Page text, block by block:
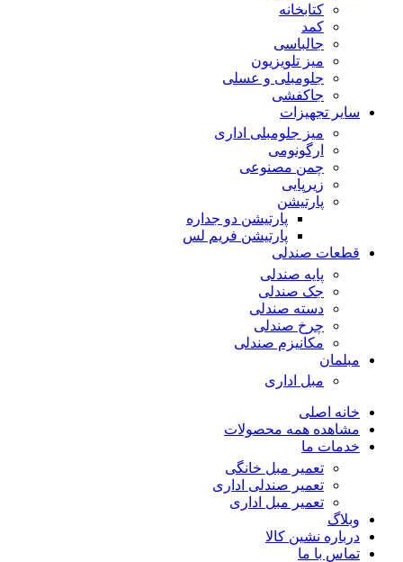
کتابخانه
کمد
جالباسی
میز تلویزیون
جلومبلی و عسلی
جاکفشی
سایر تجهیزات
میز جلومبلی اداری
ارگونومی
چمن مصنوعی
زیرپایی
پارتیشن
پارتیشن دو جداره
پارتیشن فریم لس
قطعات صندلی
پایه صندلی
جک صندلی
دسته صندلی
چرخ صندلی
مکانیزم صندلی
مبلمان
مبل اداری
خانه اصلی
مشاهده همه محصولات
خدمات ما
تعمیر مبل خانگی
تعمیر صندلی اداری
تعمیر مبل اداری
وبلاگ
درباره نشین کالا
تماس با ما